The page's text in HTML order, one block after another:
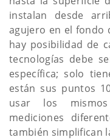
instalan desde
agujero en el fondo
hay posibilidad de
tecnologías debe
específica; solo
están sus puntos
usar los
mediciones
también simplifican